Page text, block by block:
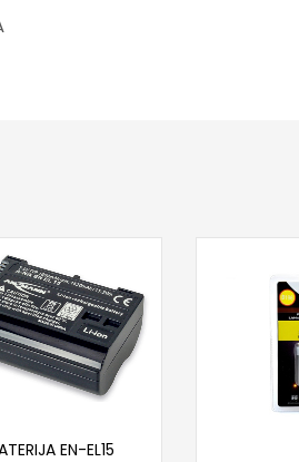
EN-EL15